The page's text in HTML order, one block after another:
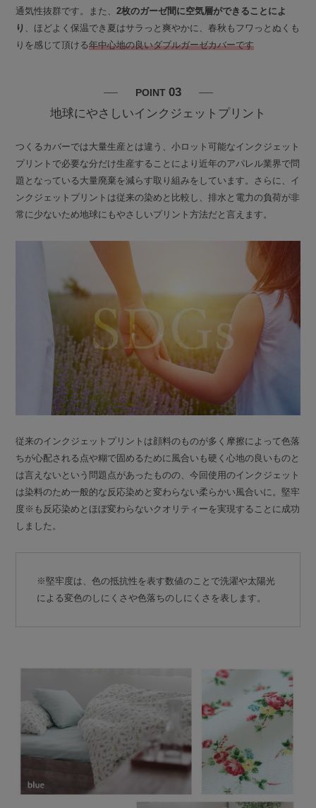
通気性抜群です。また、2枚のガーゼ間に空気層ができることによ
り
、ほどよく保温でき夏はサラっと爽やかに、春秋もフワっとぬくも
りを感じて頂ける年中心地の良いダブルガーゼカバーです
POINT 03
地球にやさしいインクジェットプリント
つくるカバーでは大量生産とは違う、小ロット可能なインクジェット
プリントで必要な分だけ生産することにより近年のアパレル業界で問
題となっている大量廃棄を減らす取り組みをしています。さらに、イ
ンクジェットプリントは従来の染めと比較し、排水と電力の負荷が非
常に少ないため地球にもやさしいプリント方法だと言えます。
従来のインクジェットプリントは顔料のものが多く摩擦によって色落
ちが心配される点や糊で固めるために風合いも硬く心地の良いものと
は言えないという問題点があったものの、今回使用のインクジェット
は染料のため一般的な反応染めと変わらない柔らかい風合いに。堅牢
度※も反応染めとほぼ変わらないクオリティーを実現することに成功
しました。
※堅牢度は、色の抵抗性を表す数値のことで洗濯や太陽光
による変色のしにくさや色落ちのしにくさを表します。